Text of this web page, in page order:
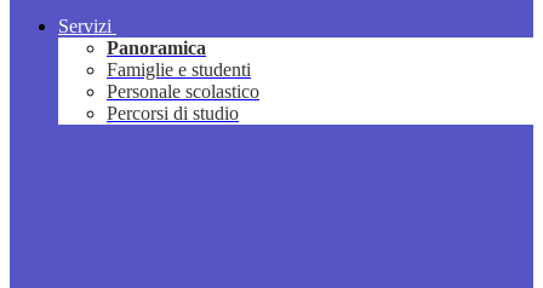
Servizi
Panoramica
Famiglie e studenti
Personale scolastico
Percorsi di studio